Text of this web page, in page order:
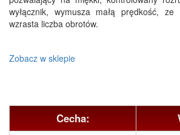
wyłącznik, wymusza małą prędkość,
wzrasta liczba obrotów.
Zobacz w sklepie
Cecha: